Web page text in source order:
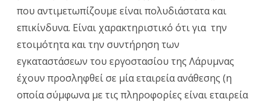
που αντιμετωπίζουμε είναι πολυδιάστατα και
επικίνδυνα. Είναι χαρακτηριστικό ότι για την
ετοιμότητα και την συντήρηση των
εγκαταστάσεων του εργοστασίου της Λάρυμνας
έχουν προσληφθεί σε μία εταιρεία ανάθεσης (η
οποία σύμφωνα με τις πληροφορίες είναι εταιρεία